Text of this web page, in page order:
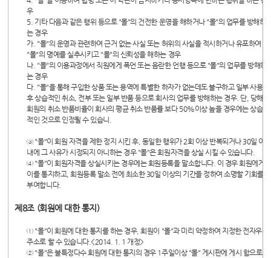
우
5. 기타 다음과 같은 행위 등으로 "몰"의 건전한 운영을 해하거나 "몰"의 업무를 방해하
는 경우
가. "몰"의 운영과 관련하여 근거 없는 사실 또는 허위의 사실을 적시하거나 유포하여
"몰"의 명예를 실추시키고 "몰"의 신뢰성을 해하는 경우
나. "몰"의 이용과정에서 직원에게 폭언 또는 음란한 언행 등으로 "몰"의 업무를 방해하
는 경우
다. "몰"을 통해 구입한 상품 또는 용역에 특별한 하자가 없는데도 불구하고 일부 사용
후 상습적인 취소, 전부 또는 일부 반품 등으로 회사의 업무를 방해하는 경우. 단, 당해
회원의 취소 반품비율이 회사의 평균 취소 반품률 보다 50%이상 높을 경우에는 상습
적인 것으로 인정될 수 있습니.
③ "몰"이 회원 자격을 제한 정지 시킨 후, 동일한 행위가 2회 이상 반복되거나 30일 이
내에 그 사유가 시정되지 아니하는 경우 "몰"은 회원자격을 상실 시킬 수 있습니다.
④ "몰"이 회원자격을 상실시키는 경우에는 회원등록을 말소합니다. 이 경우 회원에게
이를 통지하고, 회원등록 말소 전에 최소한 30일 이상의 기간을 정하여 소명할 기회를
부여합니다.
제8조 (회원에 대한 통지)
① "몰"이 회원에 대한 통지를 하는 경우, 회원이 "몰"과 미리 약정하여 지정한 전자우편
주소로 할 수 있습니다.<2014. 1. 1 개정>
② "몰"은 불특정다수 회원에 대한 통지의 경우 1주일이상 "몰" 게시판에 게시 함으로